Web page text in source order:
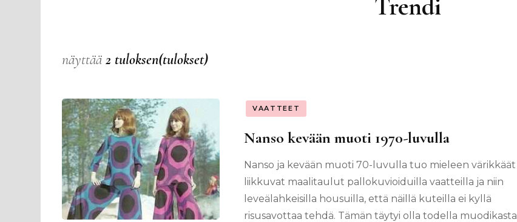
näyttää 2 tuloksen(tulokset)
VAATTEET
Nanso kevään muoti 1970-luvulla
Nanso ja kevään muoti 70-luvulla tuo mieleen värikkäät
liikkuvat maalitaulut pallokuvioiduilla vaatteilla ja niin
leveälahkeisilla housuilla, että näillä kuteilla ei kyllä
risusavottaa tehdä. Tämän täytyi olla todella muodikasta